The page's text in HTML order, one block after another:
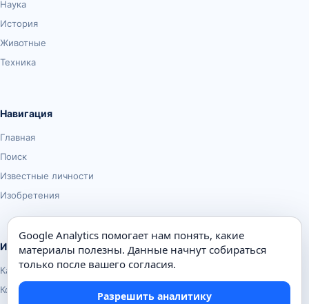
Наука
История
Животные
Техника
Навигация
Главная
Поиск
Известные личности
Изобретения
Информация
Карта сайта
Контакты
Google Analytics помогает нам понять, какие
материалы полезны. Данные начнут собираться
только после вашего согласия.
Разрешить аналитику